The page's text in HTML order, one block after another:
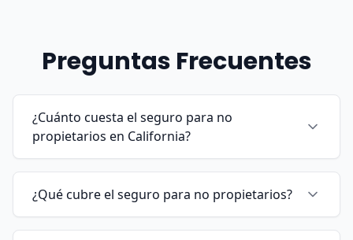
Preguntas Frecuentes
¿Cuánto cuesta el seguro para no
propietarios en California?
¿Qué cubre el seguro para no propietarios?